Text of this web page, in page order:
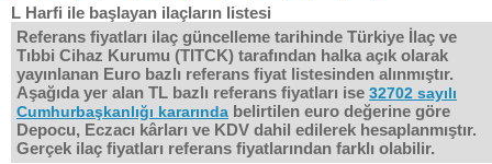
L Harfi ile başlayan ilaçların listesi
Referans fiyatları ilaç güncelleme tarihinde Türkiye İlaç ve
Tıbbi Cihaz Kurumu (TITCK) tarafından halka açık olarak
yayınlanan Euro bazlı referans fiyat listesinden alınmıştır.
Aşağıda yer alan TL bazlı referans fiyatları ise 32702 sayılı
Cumhurbaşkanlığı kararında belirtilen euro değerine göre
Depocu, Eczacı kârları ve KDV dahil edilerek hesaplanmıştır.
Gerçek ilaç fiyatları referans fiyatlarından farklı olabilir.